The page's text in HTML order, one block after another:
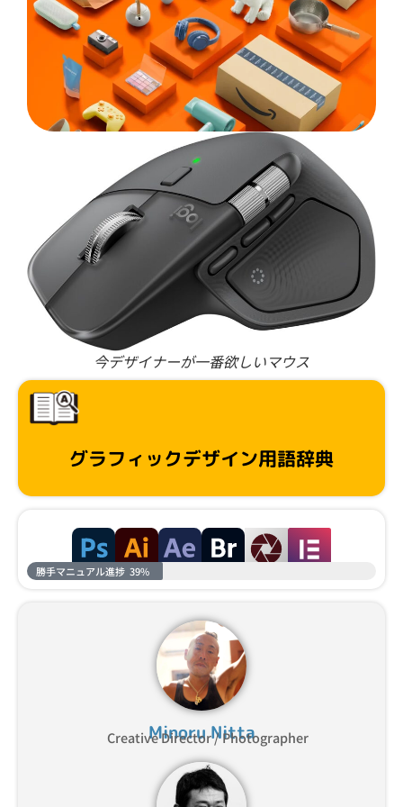
今デザイナーが一番欲しいマウス
グラフィックデザイン用語辞典
勝手マニュアル進捗 39%
Minoru Nitta
Creative Director / Photographer